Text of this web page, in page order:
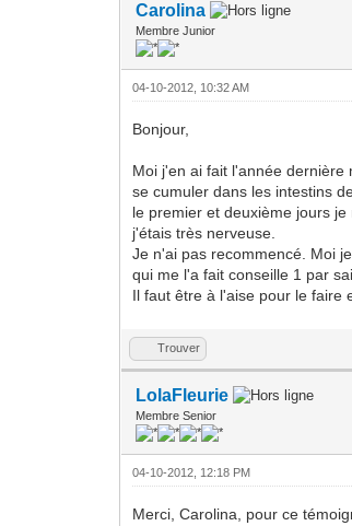
Carolina
Membre Junior
04-10-2012, 10:32 AM
Bonjour,
Moi j'en ai fait l'année
se cumuler dans les intestins
le premier et deuxième jours
j'étais très nerveuse.
Je n'ai pas recommencé. Moi
qui me l'a fait conseille 1 par
Il faut être à l'aise pour le faire
Trouver
LolaFleurie
Membre Senior
04-10-2012, 12:18 PM
Merci, Carolina, pour ce